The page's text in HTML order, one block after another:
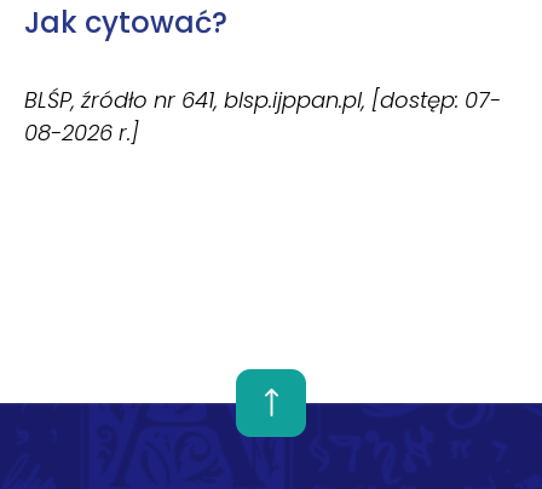
Jak cytować?
BLŚP, źródło nr 641, blsp.ijppan.pl, [dostęp: 07-
08-2026 r.]